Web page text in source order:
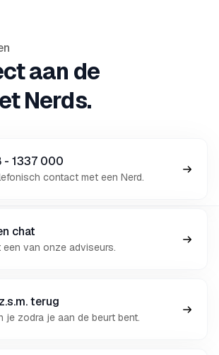
aan de
Nerds.
- 1337 000
contact met een Nerd.
chat
een van onze adviseurs.
terug
je zodra je aan de beurt bent.